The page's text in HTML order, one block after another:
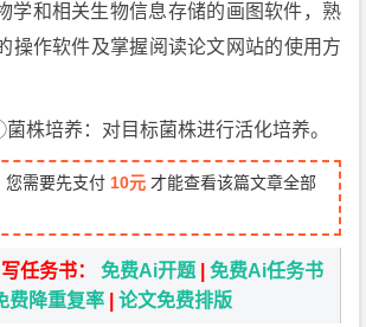
学和相关生物信息存储的画图软件，熟
操作软件及掌握阅读论文网站的使用方
株培养：对目标菌株进行活化培养。
您需要先支付 10元 才能查看该篇文章全部
任务书：免费Ai开题 |免费Ai任务书
费降重复率 |论文免费排版